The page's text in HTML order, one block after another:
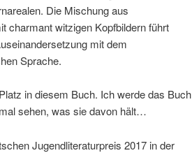
Die Mischung aus
charmant witzigen Kopfbildern führt
mit dem
Sprache.
in diesem Buch. Ich werde das Buch
sehen, was sie davon hält…
Jugendliteraturpreis 2017 in der